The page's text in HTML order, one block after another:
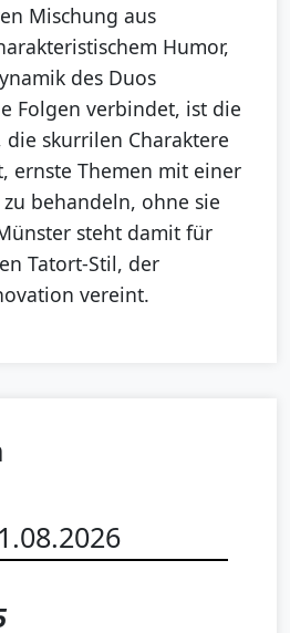
Mischung aus
Humor,
des Duos
Folgen verbindet, ist die
die skurrilen Charaktere
ernste Themen mit einer
behandeln, ohne sie
steht damit für
Tatort-Stil, der
vereint.